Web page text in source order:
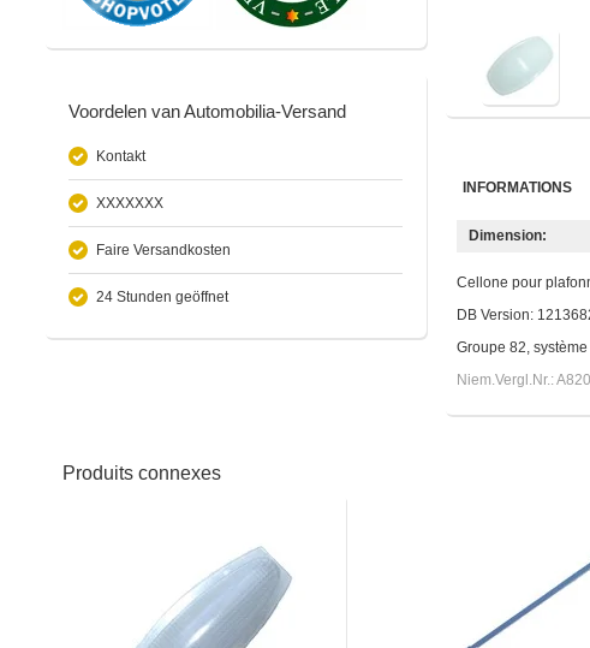
Voordelen van Automobilia-Versand
Kontakt
XXXXXXX
Faire Versandkosten
24 Stunden geöffnet
INFORMATIONS
Dimension:
Cellone pour
DB Version:
Groupe 82,
Niem.Vergl.Nr.:
Produits connexes